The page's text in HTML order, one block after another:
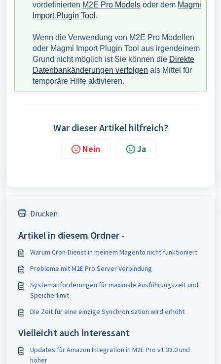
vordefinierten M2E Pro Models oder dem Magmi
Import Plugin Tool .
Wenn die Verwendung von M2E Pro Modellen
oder Magmi Import Plugin Tool aus irgendeinem
Grund nicht möglich ist Sie können die Direkte
Datenbankänderungen verfolgen als Mittel für
temporäre Hilfe aktivieren.
War dieser Artikel hilfreich?
Nein Ja
Drucken
Artikel in diesem Ordner -
Warum Cron-Dienst in meinem Magento nicht funktioniert
Probleme mit M2E Pro Server Verbindung
Systemanforderungen für maximale Ausführungszeit und
Speicherlimit
Die Zeit für eine einzige Synchronisation wird erhöht
Vielleicht auch interessant
Updates für Amazon Integration in M2E Pro v1.38.0 und
höher